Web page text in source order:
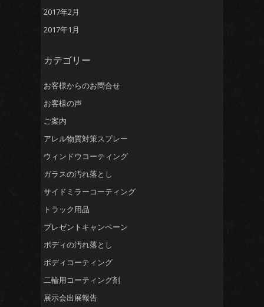
2017年2月
2017年1月
カテゴリー
お客様からのお問合せ
お客様の声
ご案内
アレル物質対策スプレー
ウィンドウコーティング
ガラスの汚れ落とし
サイドミラーコーティング
トラック用品
プレゼントキャンペーン
ボディの汚れ落とし
ボディコーティング
二輪用コーティング剤
展示会出展報告